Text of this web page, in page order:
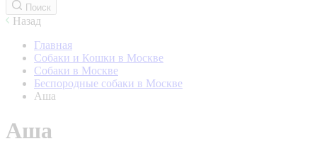
Поиск
Назад
Главная
Собаки и Кошки в Москве
Собаки в Москве
Беспородные собаки в Москве
Аша
Аша